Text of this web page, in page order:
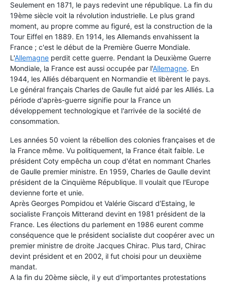
Seulement en 1871, le pays redevint une république. La fin du
19ème siècle voit la révolution industrielle. Le plus grand
moment, au propre comme au figuré, est la construction de la
Tour Eiffel en 1889. En 1914, les Allemands envahissent la
France ; c'est le début de la Première Guerre Mondiale.
L'Allemagne perdit cette guerre. Pendant la Deuxième Guerre
Mondiale, la France est aussi occupée par l'Allemagne. En
1944, les Alliés débarquent en Normandie et libèrent le pays.
Le général français Charles de Gaulle fut aidé par les Alliés. La
période d'après-guerre signifie pour la France un
développement technologique et l'arrivée de la société de
consommation.
Les années 50 voient la rébellion des colonies françaises et de
la France même. Vu politiquement, la France était faible. Le
président Coty empêcha un coup d'état en nommant Charles
de Gaulle premier ministre. En 1959, Charles de Gaulle devint
président de la Cinquième République. Il voulait que l'Europe
devienne forte et unie.
Après Georges Pompidou et Valérie Giscard d’Estaing, le
socialiste François Mitterand devint en 1981 président de la
France. Les élections du parlement en 1986 eurent comme
conséquence que le président socialiste dut coopérer avec un
premier ministre de droite Jacques Chirac. Plus tard, Chirac
devint président et en 2002, il fut choisi pour un deuxième
mandat.
A la fin du 20ème siècle, il y eut d'importantes protestations